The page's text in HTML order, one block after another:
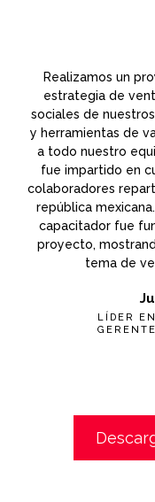
Realizamos un
estrategia de
sociales de
y herramientas de
a todo nuestro
fue impartido en
colaboradores
república
capacitador fue
proyecto,
tema de
LÍDER